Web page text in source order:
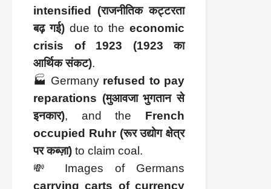
intensified (राजनीतिक कट्टरता
बढ़ गई)due to theeconomic
crisis of 1923 (1923 का
आर्थिक संकट).
🏭 Germany refused to pay
reparations (मुआवजा भुगतान से
इनकार), and the French
occupied Ruhr (रूर उद्योग क्षेत्र
पर कब्ज़ा) to claim coal.
💸 Images of Germans
carrying carts of currency